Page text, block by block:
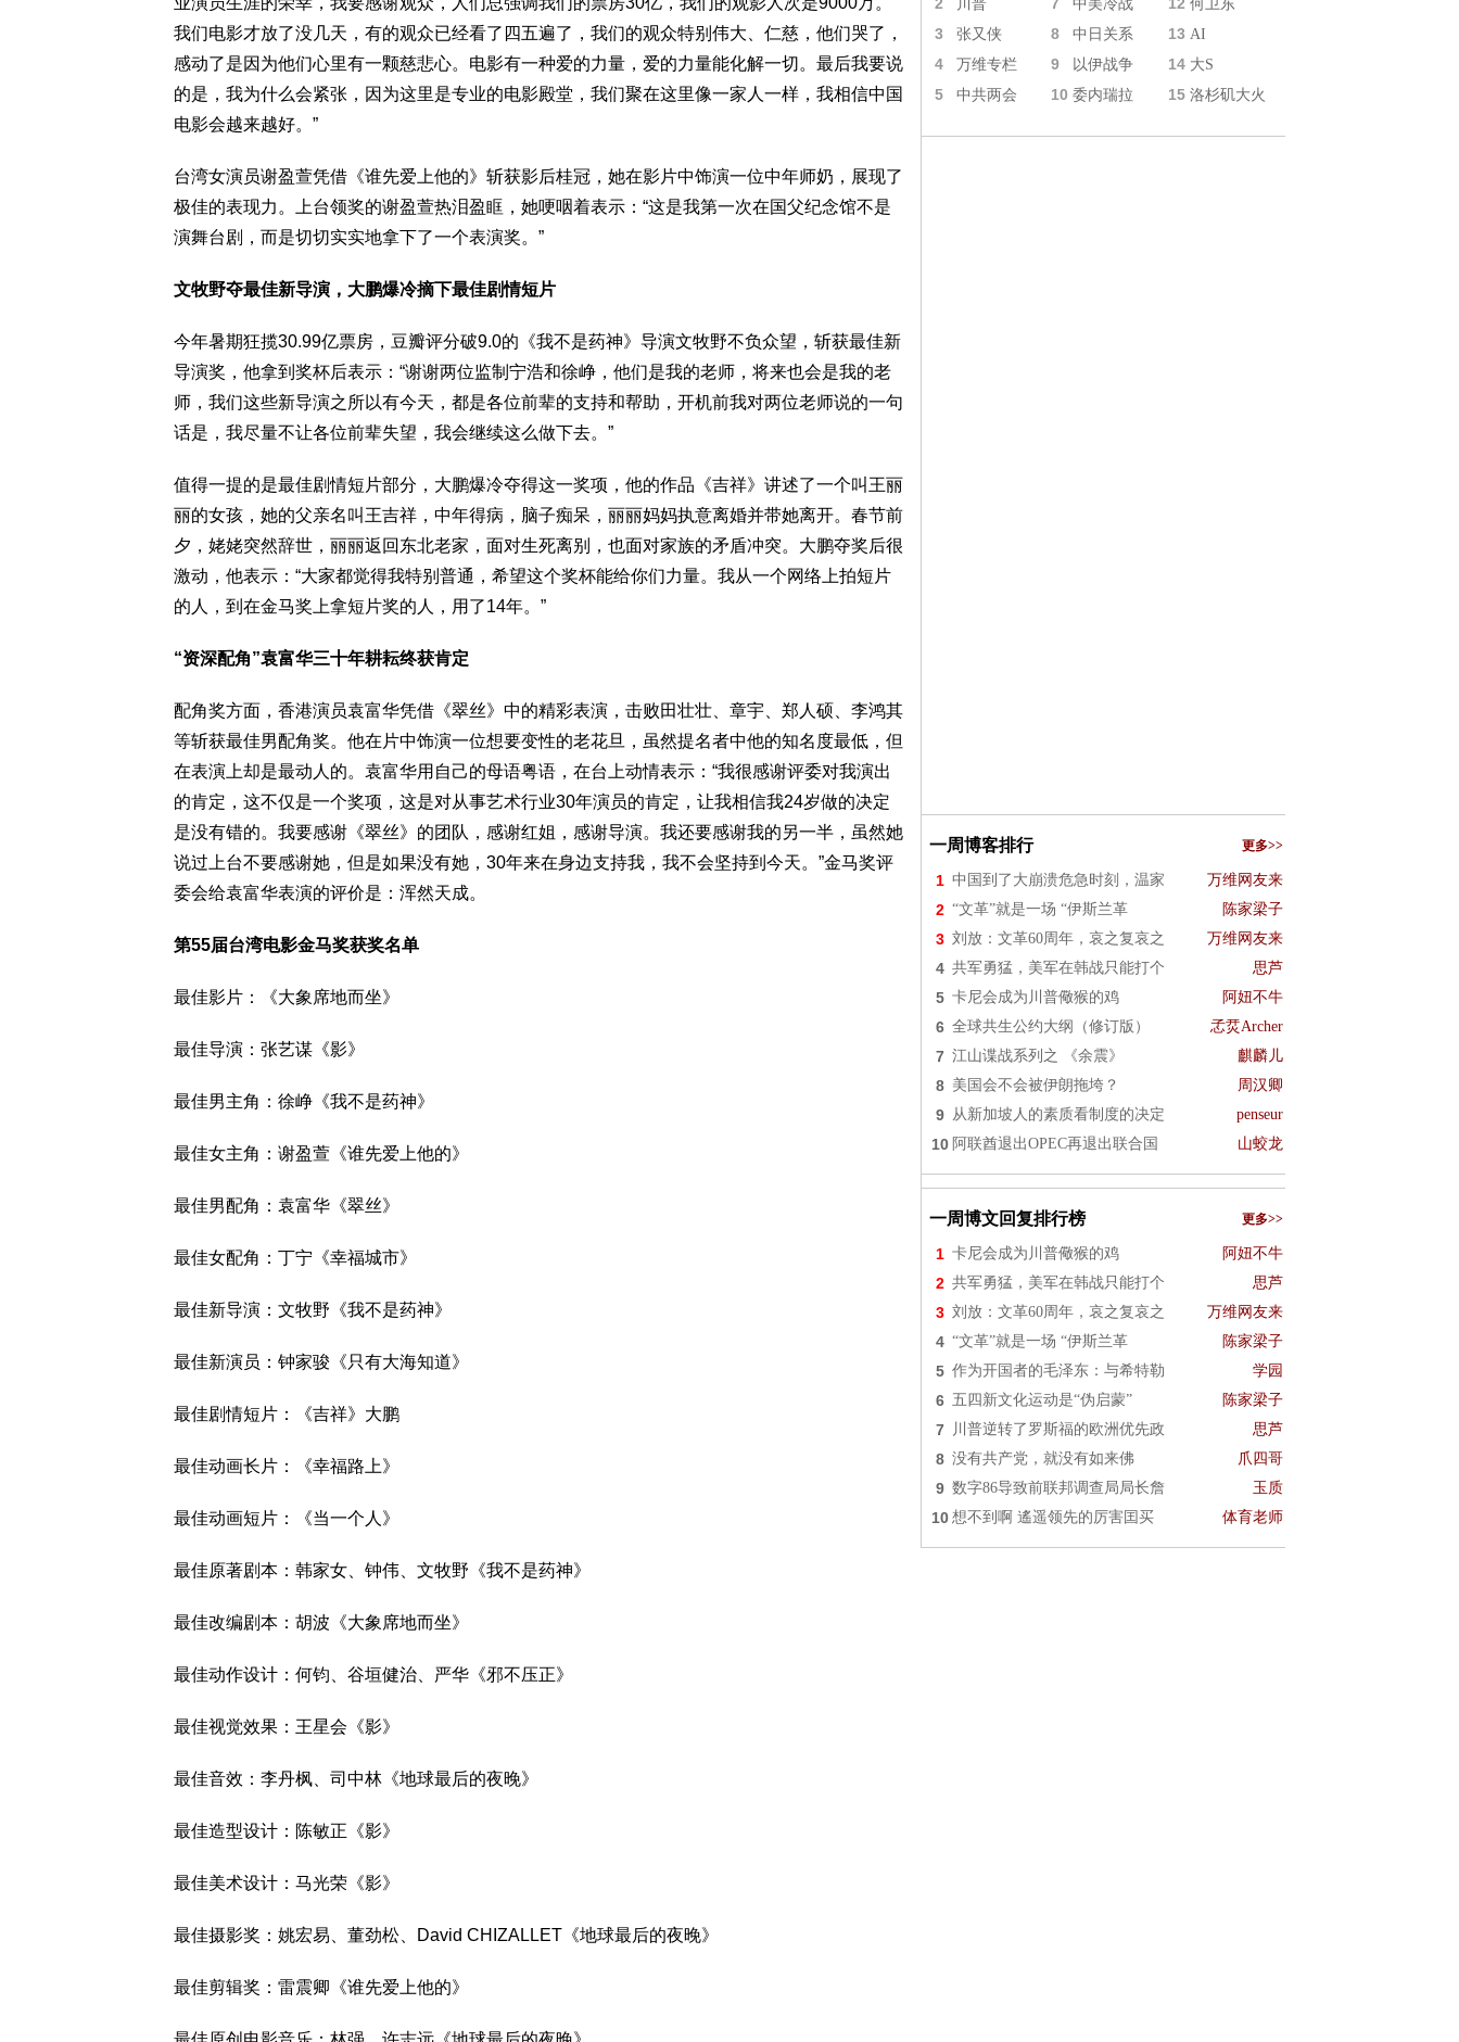
我们电影才放了没几天，有的观众已经看了四五遍了，我们的观众特别伟大、仁慈，他们哭了，
感动了是因为他们心里有一颗慈悲心。电影有一种爱的力量，爱的力量能化解一切。最后我要说
的是，我为什么会紧张，因为这里是专业的电影殿堂，我们聚在这里像一家人一样，我相信中国
电影会越来越好。”
台湾女演员谢盈萱凭借《谁先爱上他的》斩获影后桂冠，她在影片中饰演一位中年师奶，展现了
极佳的表现力。上台领奖的谢盈萱热泪盈眶，她哽咽着表示：“这是我第一次在国父纪念馆不是
演舞台剧，而是切切实实地拿下了一个表演奖。”
文牧野夺最佳新导演，大鹏爆冷摘下最佳剧情短片
今年暑期狂揽30.99亿票房，豆瓣评分破9.0的《我不是药神》导演文牧野不负众望，斩获最佳新
导演奖，他拿到奖杯后表示：“谢谢两位监制宁浩和徐峥，他们是我的老师，将来也会是我的老
师，我们这些新导演之所以有今天，都是各位前辈的支持和帮助，开机前我对两位老师说的一句
话是，我尽量不让各位前辈失望，我会继续这么做下去。”
值得一提的是最佳剧情短片部分，大鹏爆冷夺得这一奖项，他的作品《吉祥》讲述了一个叫王丽
丽的女孩，她的父亲名叫王吉祥，中年得病，脑子痴呆，丽丽妈妈执意离婚并带她离开。春节前
夕，姥姥突然辞世，丽丽返回东北老家，面对生死离别，也面对家族的矛盾冲突。大鹏夺奖后很
激动，他表示：“大家都觉得我特别普通，希望这个奖杯能给你们力量。我从一个网络上拍短片
的人，到在金马奖上拿短片奖的人，用了14年。”
“资深配角”袁富华三十年耕耘终获肯定
配角奖方面，香港演员袁富华凭借《翠丝》中的精彩表演，击败田壮壮、章宇、郑人硕、李鸿其
等斩获最佳男配角奖。他在片中饰演一位想要变性的老花旦，虽然提名者中他的知名度最低，但
在表演上却是最动人的。袁富华用自己的母语粤语，在台上动情表示：“我很感谢评委对我演出
的肯定，这不仅是一个奖项，这是对从事艺术行业30年演员的肯定，让我相信我24岁做的决定
是没有错的。我要感谢《翠丝》的团队，感谢红姐，感谢导演。我还要感谢我的另一半，虽然她
说过上台不要感谢她，但是如果没有她，30年来在身边支持我，我不会坚持到今天。”金马奖评
委会给袁富华表演的评价是：浑然天成。
第55届台湾电影金马奖获奖名单
最佳影片：《大象席地而坐》
最佳导演：张艺谋《影》
最佳男主角：徐峥《我不是药神》
最佳女主角：谢盈萱《谁先爱上他的》
最佳男配角：袁富华《翠丝》
最佳女配角：丁宁《幸福城市》
最佳新导演：文牧野《我不是药神》
最佳新演员：钟家骏《只有大海知道》
最佳剧情短片：《吉祥》大鹏
最佳动画长片：《幸福路上》
最佳动画短片：《当一个人》
最佳原著剧本：韩家女、钟伟、文牧野《我不是药神》
最佳改编剧本：胡波《大象席地而坐》
最佳动作设计：何钧、谷垣健治、严华《邪不压正》
最佳视觉效果：王星会《影》
最佳音效：李丹枫、司中林《地球最后的夜晚》
最佳造型设计：陈敏正《影》
最佳美术设计：马光荣《影》
最佳摄影奖：姚宏易、董劲松、David CHIZALLET《地球最后的夜晚》
最佳剪辑奖：雷震卿《谁先爱上他的》
川普 中美冷战 何卫东
3 张又侠 8 中日关系 13 AI
4 万维专栏 9 以伊战争 14 大S
5 中共两会 10 委内瑞拉 15 洛杉矶大火
一周博客排行 更多>>
1 中国到了大崩溃危急时刻，温家 万维网友来
2 “文革”就是一场 “伊斯兰革 陈家梁子
3 刘放：文革60周年，哀之复哀之 万维网友来
4 共军勇猛，美军在韩战只能打个 思芦
5 卡尼会成为川普儆猴的鸡 阿妞不牛
6 全球共生公约大纲（修订版） 孞烎Archer
7 江山谍战系列之 《余震》 麒麟儿
8 美国会不会被伊朗拖垮？ 周汉卿
9 从新加坡人的素质看制度的决定 penseur
10 阿联酋退出OPEC再退出联合国 山蛟龙
一周博文回复排行榜 更多>>
1 卡尼会成为川普儆猴的鸡 阿妞不牛
2 共军勇猛，美军在韩战只能打个 思芦
3 刘放：文革60周年，哀之复哀之 万维网友来
4 “文革”就是一场 “伊斯兰革 陈家梁子
5 作为开国者的毛泽东：与希特勒 学园
6 五四新文化运动是“伪启蒙” 陈家梁子
7 川普逆转了罗斯福的欧洲优先政 思芦
8 没有共产党，就没有如来佛 爪四哥
9 数字86导致前联邦调查局局长詹 玉质
10 想不到啊 遙遥领先的厉害囯买 体育老师